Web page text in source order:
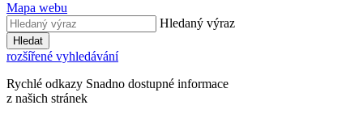
Mapa webu
Hledaný výraz
Hledat
rozšířené vyhledávání
Rychlé odkazy Snadno dostupné informace
z našich stránek